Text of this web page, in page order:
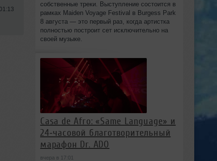
собственные треки. Выступление состоится в
рамках Maiden Voyage Festival в Burgess Park
8 августа — это первый раз, когда артистка
полностью построит сет исключительно на
своей музыке.
Casa de Afro: «Same Language» и
24‑часовой благотворительный
марафон Dr. ADO
вчера в 17:01